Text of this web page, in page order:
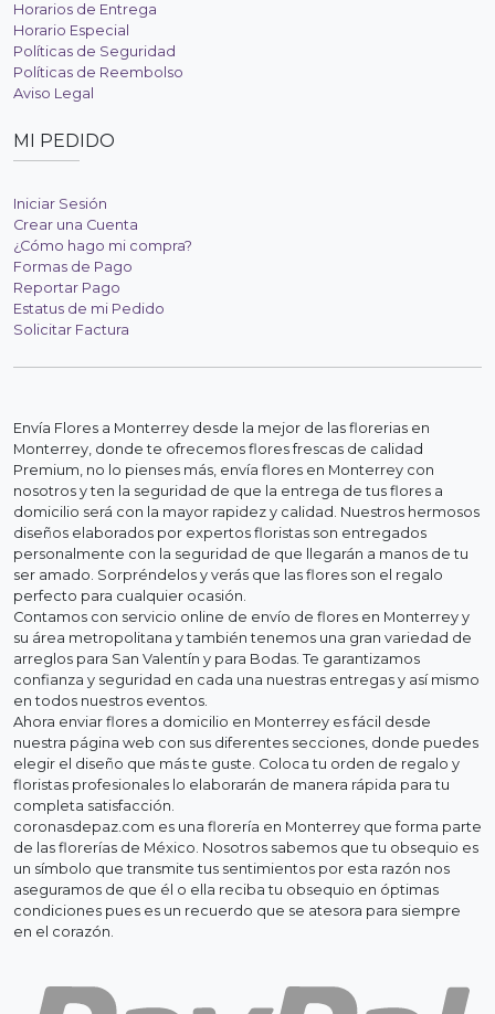
Horarios de Entrega
Horario Especial
Políticas de Seguridad
Políticas de Reembolso
Aviso Legal
MI PEDIDO
Iniciar Sesión
Crear una Cuenta
¿Cómo hago mi compra?
Formas de Pago
Reportar Pago
Estatus de mi Pedido
Solicitar Factura
Envía Flores a Monterrey desde la mejor de las florerias en
Monterrey, donde te ofrecemos flores frescas de calidad
Premium, no lo pienses más, envía flores en Monterrey con
nosotros y ten la seguridad de que la entrega de tus flores a
domicilio será con la mayor rapidez y calidad. Nuestros hermosos
diseños elaborados por expertos floristas son entregados
personalmente con la seguridad de que llegarán a manos de tu
ser amado. Sorpréndelos y verás que las flores son el regalo
perfecto para cualquier ocasión.
Contamos con servicio online de envío de flores en Monterrey y
su área metropolitana y también tenemos una gran variedad de
arreglos para San Valentín y para Bodas. Te garantizamos
confianza y seguridad en cada una nuestras entregas y así mismo
en todos nuestros eventos.
Ahora enviar flores a domicilio en Monterrey es fácil desde
nuestra página web con sus diferentes secciones, donde puedes
elegir el diseño que más te guste. Coloca tu orden de regalo y
floristas profesionales lo elaborarán de manera rápida para tu
completa satisfacción.
coronasdepaz.com es una florería en Monterrey que forma parte
de las florerías de México. Nosotros sabemos que tu obsequio es
un símbolo que transmite tus sentimientos por esta razón nos
aseguramos de que él o ella reciba tu obsequio en óptimas
condiciones pues es un recuerdo que se atesora para siempre
en el corazón.